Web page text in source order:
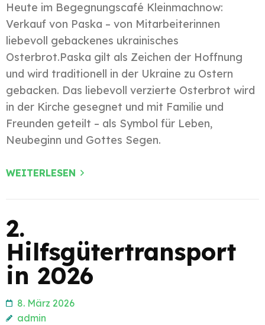
Heute im Begegnungscafé Kleinmachnow:
Verkauf von Paska – von Mitarbeiterinnen
liebevoll gebackenes ukrainisches
Osterbrot.Paska gilt als Zeichen der Hoffnung
und wird traditionell in der Ukraine zu Ostern
gebacken. Das liebevoll verzierte Osterbrot wird
in der Kirche gesegnet und mit Familie und
Freunden geteilt – als Symbol für Leben,
Neubeginn und Gottes Segen.
WEITERLESEN
2.
Hilfsgütertransport
in 2026
8. März 2026
admin